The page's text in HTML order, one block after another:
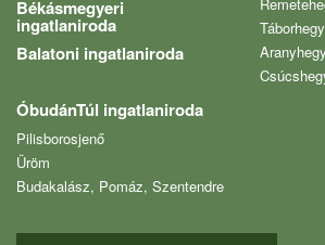
Békásmegyeri
ingatlaniroda
Balatoni ingatlaniroda
ÓbudánTúl ingatlaniroda
Pilisborosjenő
Üröm
Budakalász, Pomáz, Szentendre